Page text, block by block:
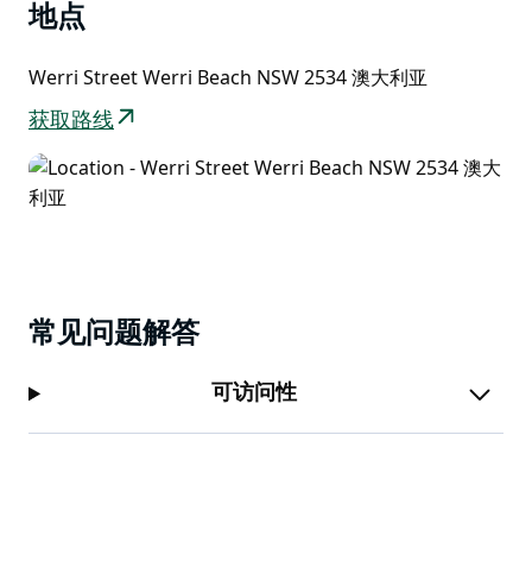
地点
Werri Street Werri Beach NSW 2534 澳大利亚
获取路线
常见问题解答
可访问性